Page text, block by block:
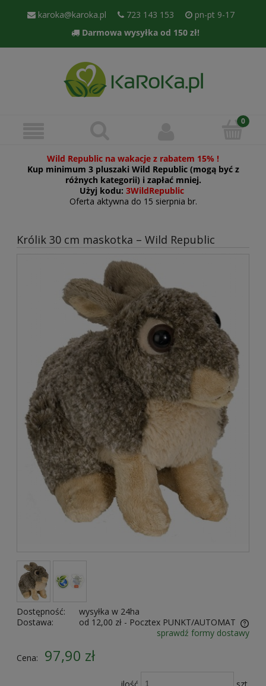
karoka@karoka.pl 723 143 153
pn-pt 9-17
Darmowa wysyłka od 150 zł!
Wild Republic na wakacje z rabatem 15% !
Kup minimum 3 pluszaki Wild Republic (mogą być z
różnych kategorii) i zapłać mniej.
Użyj kodu: 3WildRepublic
Oferta aktywna do 15 sierpnia br.
Królik 30 cm maskotka – Wild Republic
Dostępność:
wysyłka w 24ha
Dostawa:
od 12,00 zł - Pocztex PUNKT/AUTOMAT
Cena nie zawiera ewentualnych kosztów płatności
sprawdź formy dostawy
Cena: 97,90 zł